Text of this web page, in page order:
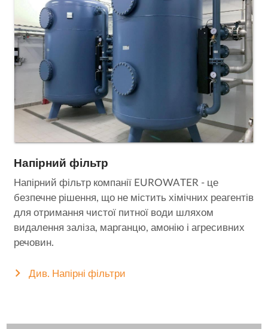
Напірний фільтр
Напірний фільтр компанії EUROWATER - це
безпечне рішення, що не містить хімічних реагентів
для отримання чистої питної води шляхом
видалення заліза, марганцю, амонію і агресивних
речовин.
Див. Напірні фільтри